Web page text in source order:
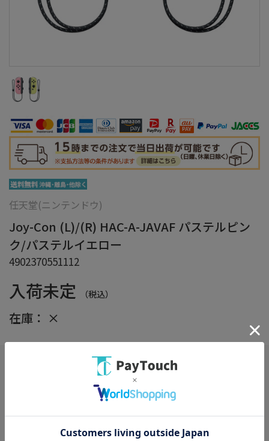
任天堂(ニンテンドウ)
Joy-Con (L)/(R) HAC-A-JAVAF パステルピン
ク/パステルイエロー
4902370551112
入荷未定 （税込）
在庫： ×
※大切な方へ贈るお祝いやプレゼントのギフト対応を承ります
グリーティングカード
※大切な方へ想いを伝えるメッセージカード
詳細